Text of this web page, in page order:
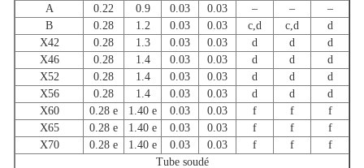
A
0.22 0.9 0.03 0.03 – –
–
B
0.28 1.2 0.03 0.03 c,d c,d
d
X42
0.28 1.3 0.03 0.03 d d
d
X46
0.28 1.4 0.03 0.03 d d
d
X52
0.28 1.4 0.03 0.03 d d
d
X56
0.28 1.4 0.03 0.03 d d
d
X60
0.28 e 1.40 e 0.03 0.03 f f
f
X65
0.28 e 1.40 e 0.03 0.03 f f
f
X70
0.28 e 1.40 e 0.03 0.03 f f
f
Tube soudé